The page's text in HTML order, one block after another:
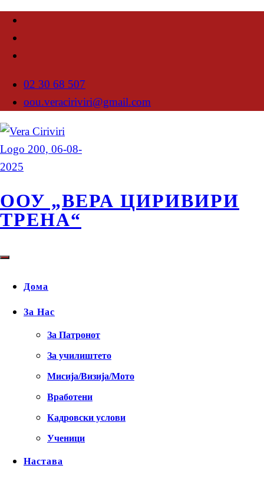
02 30 68 507
oou.veraciriviri@gmail.com
ООУ „ВЕРА ЦИРИВИРИ
ТРЕНА“
Дома
За Нас
За Патронот
За училиштето
Мисија/Визија/Мото
Вработени
Кадровски услови
Ученици
Настава